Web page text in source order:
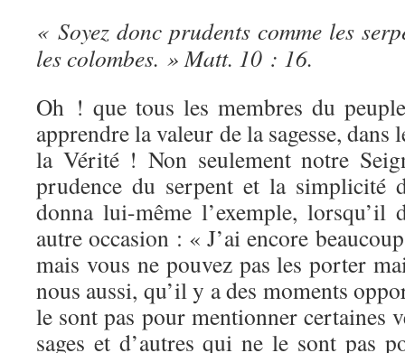
« Soyez donc prudents comme les
les colombes. » Matt. 10 : 16.
Oh ! que tous les membres du
apprendre la valeur de la sagesse,
la Vérité ! Non seulement notre
prudence du serpent et la simplicité
donna lui-même l’exemple, lorsqu’il
autre occasion : « J’ai encore
mais vous ne pouvez pas les porter
nous aussi, qu’il y a des moments
le sont pas pour mentionner certaines
sages et d’autres qui ne le sont pas